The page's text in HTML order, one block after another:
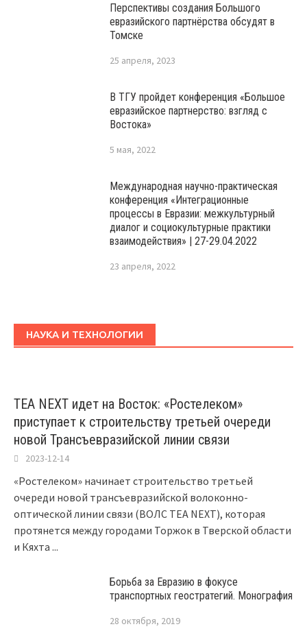
Перспективы создания Большого
евразийского партнёрства обсудят в
Томске
25 апреля, 2023
В ТГУ пройдет конференция «Большое
евразийское партнерство: взгляд с
Востока»
5 мая, 2022
Международная научно-практическая
конференция «Интеграционные
процессы в Евразии: межкультурный
диалог и социокультурные практики
взаимодействия» | 27-29.04.2022
23 апреля, 2022
НАУКА И ТЕХНОЛОГИИ
TEA NEXT идет на Восток: «Ростелеком»
приступает к строительству третьей очереди
новой Трансъевразийской линии связи
2023-12-14
«Ростелеком» начинает строительство третьей
очереди новой трансъевразийской волоконно-
оптической линии связи (ВОЛС TEA NEXT), которая
протянется между городами Торжок в Тверской области
и Кяхта ...
Борьба за Евразию в фокусе
транспортных геостратегий. Монография
28 октября, 2019